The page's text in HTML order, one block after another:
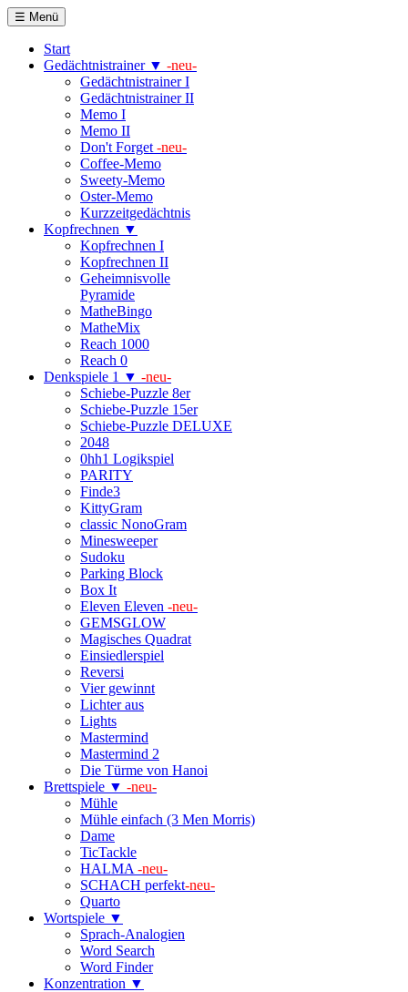
☰ Menü
Start
Gedächtnistrainer ▼ -neu-
Gedächtnistrainer I
Gedächtnistrainer II
Memo I
Memo II
Don't Forget -neu-
Coffee-Memo
Sweety-Memo
Oster-Memo
Kurzzeitgedächtnis
Kopfrechnen ▼
Kopfrechnen I
Kopfrechnen II
Geheimnisvolle
Pyramide
MatheBingo
MatheMix
Reach 1000
Reach 0
Denkspiele 1 ▼ -neu-
Schiebe-Puzzle 8er
Schiebe-Puzzle 15er
Schiebe-Puzzle DELUXE
2048
0hh1 Logikspiel
PARITY
Finde3
KittyGram
classic NonoGram
Minesweeper
Sudoku
Parking Block
Box It
Eleven Eleven -neu-
GEMSGLOW
Magisches Quadrat
Einsiedlerspiel
Reversi
Vier gewinnt
Lichter aus
Lights
Mastermind
Mastermind 2
Die Türme von Hanoi
Brettspiele ▼ -neu-
Mühle
Mühle einfach (3 Men Morris)
Dame
TicTackle
HALMA -neu-
SCHACH perfekt-neu-
Quarto
Wortspiele ▼
Sprach-Analogien
Word Search
Word Finder
Konzentration ▼